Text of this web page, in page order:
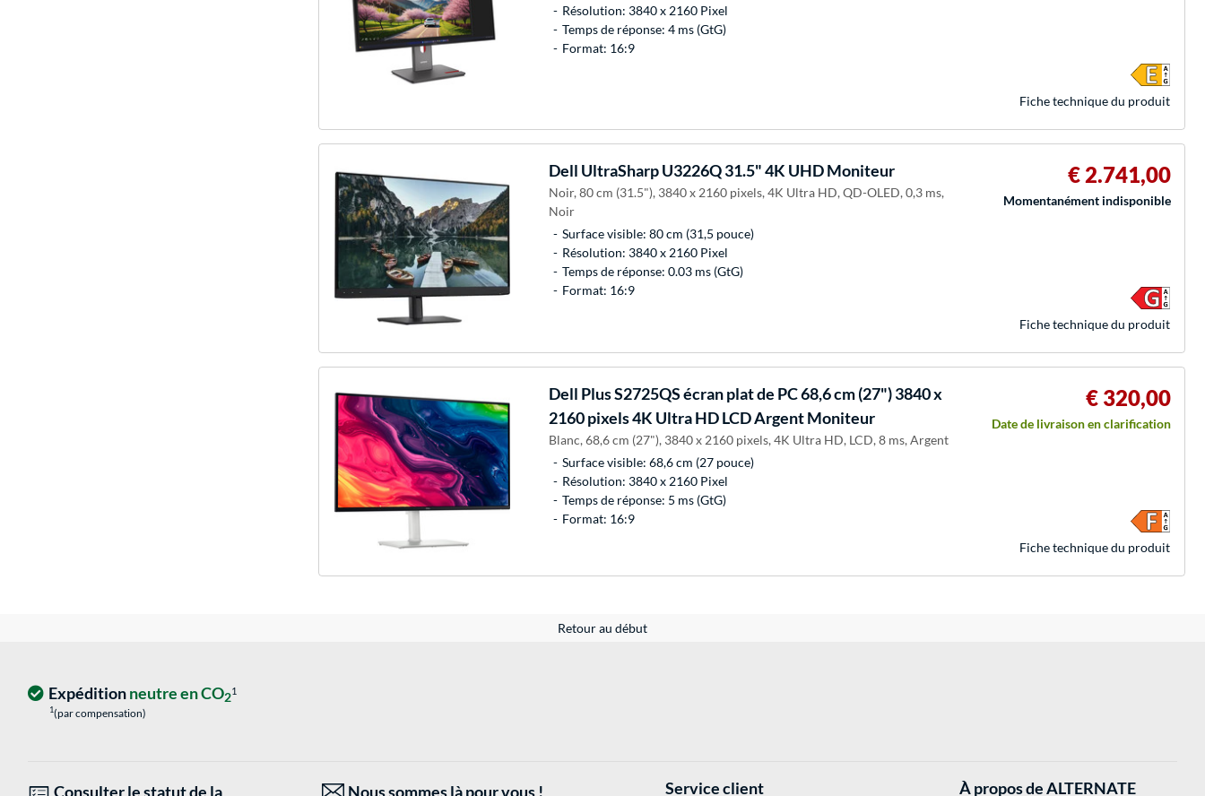
Résolution: 3840 x 2160 Pixel
Temps de réponse: 4 ms (GtG)
Format: 16:9
Fiche technique du produit
Dell UltraSharp U3226Q 31.5" 4K UHD Moniteur
Noir, 80 cm (31.5"), 3840 x 2160 pixels, 4K Ultra HD, QD-OLED, 0,3 ms,
Noir
Surface visible: 80 cm (31,5 pouce)
Résolution: 3840 x 2160 Pixel
Temps de réponse: 0.03 ms (GtG)
Format: 16:9
€ 2.741,00
Momentanément indisponible
Fiche technique du produit
Dell Plus S2725QS écran plat de PC 68,6 cm (27") 3840 x
2160 pixels 4K Ultra HD LCD Argent Moniteur
Blanc, 68,6 cm (27"), 3840 x 2160 pixels, 4K Ultra HD, LCD, 8 ms, Argent
Surface visible: 68,6 cm (27 pouce)
Résolution: 3840 x 2160 Pixel
Temps de réponse: 5 ms (GtG)
Format: 16:9
€ 320,00
Date de livraison en clarification
Fiche technique du produit
Retour au début
Expéditionneutre en CO21
1(par compensation)
Consulter le statut de la Nous sommes là pour vous ! Service client À propos de ALTERNATE